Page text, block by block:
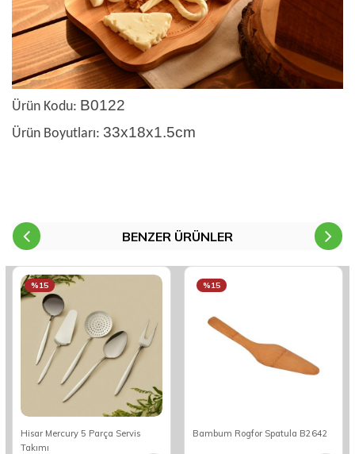
Ürün Kodu: B0122
Ürün Boyutları: 33x18x1.5cm
BENZER ÜRÜNLER
Hisar Mercury 5 Parça Servis
Takımı
%15
Bambum Rogfor Spatula B2642
%15